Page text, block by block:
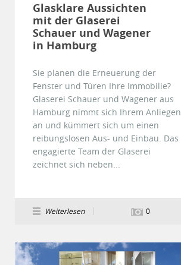
Glasklare Aussichten
mit der Glaserei
Schauer und Wagener
in Hamburg
Sie planen die Erneuerung der
Fenster und Türen Ihre Immobilie?
Glaserei Schauer und Wagener aus
Hamburg nimmt sich Ihrem Anliegen
an und kümmert sich um einen
reibungslosen Aus- und Einbau. Das
engagierte Team der Glaserei
zeichnet sich neben...
Weiterlesen 0